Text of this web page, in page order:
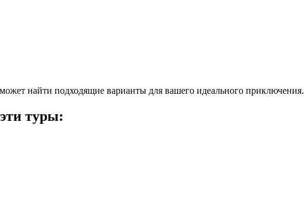
найти подходящие варианты для вашего идеального приключения.
туры: